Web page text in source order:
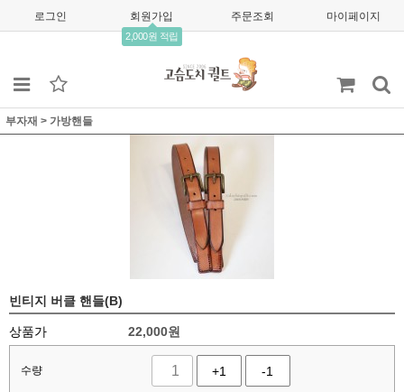
로그인 회원가입
2,000원 적립
주문조회 마이페이지
부자재 > 가방핸들
빈티지 버클 핸들(B)
상품가 22,000원
수량 +1 -1